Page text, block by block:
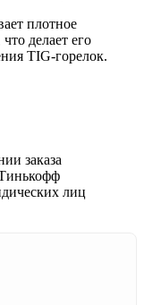
плотное
делает его
TIG-горелок.
заказа
лиц